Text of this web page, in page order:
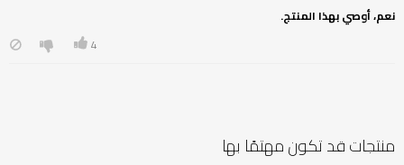
نعم، أوصي بهذا المنتج.
4
منتجات قد تكون مهتمًا بها